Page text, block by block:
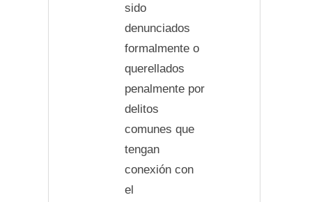
sido
denunciados
formalmente o
querellados
penalmente por
delitos
comunes que
tengan
conexión con
el